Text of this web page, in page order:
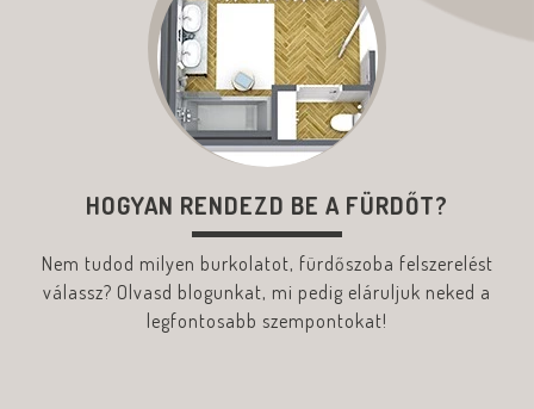
HOGYAN RENDEZD BE A FÜRDŐT?
Nem tudod milyen burkolatot, fürdőszoba felszerelést
válassz? Olvasd blogunkat, mi pedig eláruljuk neked a
legfontosabb szempontokat!